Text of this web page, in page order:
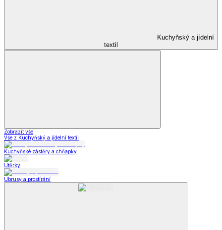
Kuchyňský a jídelní
textil
Zobrazit vše
Vše z Kuchyňský a jídelní textil
Kuchyňské zástěry a chňapky
Utěrky
Ubrusy a prostírání